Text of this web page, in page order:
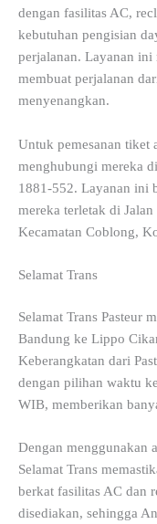
dengan fasilitas AC,
kebutuhan pengisian
perjalanan. Layanan ini
membuat perjalanan
menyenangkan.
Untuk pemesanan tiket
menghubungi mereka
1881-552. Layanan ini
mereka terletak di
Kecamatan Coblong,
Selamat Trans
Selamat Trans Pasteur
Bandung ke Lippo
Keberangkatan dari
dengan pilihan waktu
WIB, memberikan
Dengan menggunakan
Selamat Trans
berkat fasilitas AC dan
disediakan, sehingga